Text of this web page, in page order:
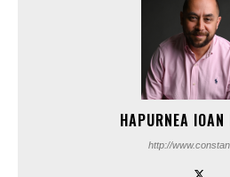
HAPURNEA IOAN
http://